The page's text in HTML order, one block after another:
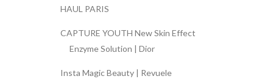
HAUL PARIS
CAPTURE YOUTH New Skin Effect
Enzyme Solution | Dior
Insta Magic Beauty | Revuele